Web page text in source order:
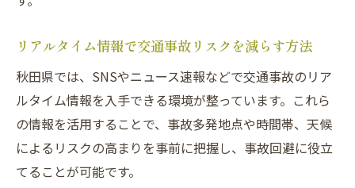
リアルタイム情報で交通事故リスクを減らす方法
秋田県では、SNSやニュース速報などで交通事故のリア
ルタイム情報を入手できる環境が整っています。これら
の情報を活用することで、事故多発地点や時間帯、天候
によるリスクの高まりを事前に把握し、事故回避に役立
てることが可能です。